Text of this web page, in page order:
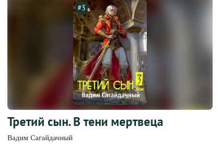
#3
Третий сын. В тени мертвеца
Вадим Сагайдачный